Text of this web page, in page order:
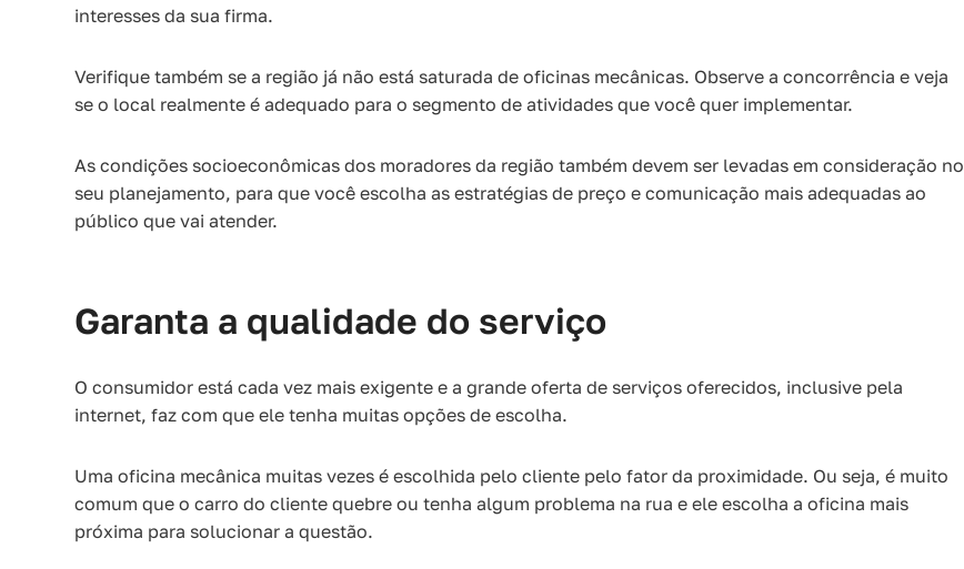
interesses da sua firma.
Verifique também se a região já não está saturada de oficinas mecânicas. Observe a concorrência e veja
se o local realmente é adequado para o segmento de atividades que você quer implementar.
As condições socioeconômicas dos moradores da região também devem ser levadas em consideração no
seu planejamento, para que você escolha as estratégias de preço e comunicação mais adequadas ao
público que vai atender.
Garanta a qualidade do serviço
O consumidor está cada vez mais exigente e a grande oferta de serviços oferecidos, inclusive pela
internet, faz com que ele tenha muitas opções de escolha.
Uma oficina mecânica muitas vezes é escolhida pelo cliente pelo fator da proximidade. Ou seja, é muito
comum que o carro do cliente quebre ou tenha algum problema na rua e ele escolha a oficina mais
próxima para solucionar a questão.